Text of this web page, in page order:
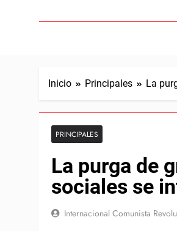
Inicio Principales La
PRINCIPALES
La purga de
sociales se
Internacional Comunista